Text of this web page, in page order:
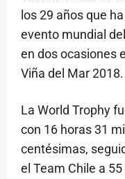
los 29 años que
evento mundial
en dos ocasiones
Viña del Mar 2018.
La World Trophy
con 16 horas 31
centésimas,
el Team Chile a